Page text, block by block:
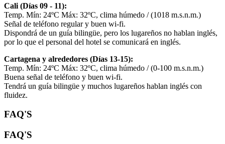
Cali (Días 09 - 11):
Temp. Mín: 24ºC Máx: 32ºC, clima húmedo / (1018 m.s.n.m.)
Señal de teléfono regular y buen wi-fi.
Dispondrá de un guía bilingüe, pero los lugareños no hablan inglés,
por lo que el personal del hotel se comunicará en inglés.
Cartagena y alrededores (Días 13-15):
Temp. Mín: 24ºC Máx: 32ºC, clima húmedo / (0-100 m.s.n.m.)
Buena señal de teléfono y buen wi-fi.
Tendrá un guía bilingüe y muchos lugareños hablan inglés con
fluidez.
FAQ'S
FAQ'S